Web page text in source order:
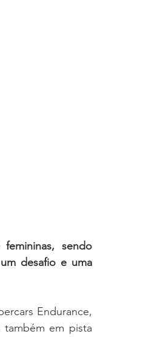
sendo
desafio e uma
Endurance,
também em pista